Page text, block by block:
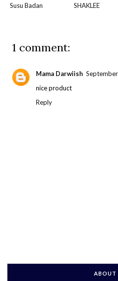
Susu Badan
SHAKLEE
1 comment:
Mama Darwiish
nice product
Reply
ABOUT